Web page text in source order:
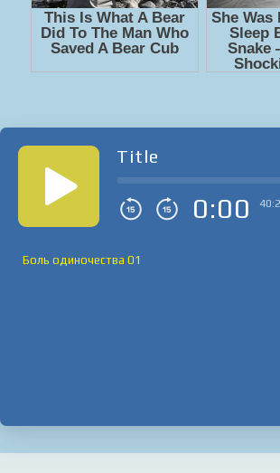
Title
0:00
Боль одиночества 01